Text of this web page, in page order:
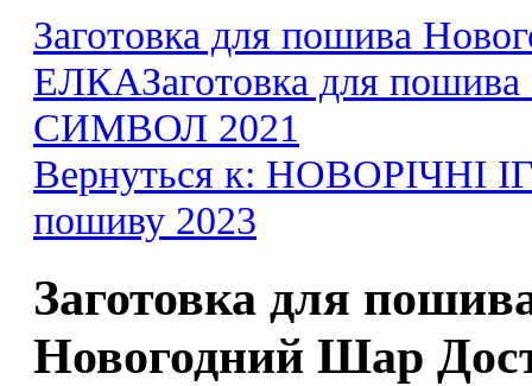
Заготовка для пошива
ЕЛКАЗаготовка для
СИМВОЛ 2021
Вернуться к: НОВОРІЧНІ
пошиву 2023
Заготовка для
Новогодний Шар